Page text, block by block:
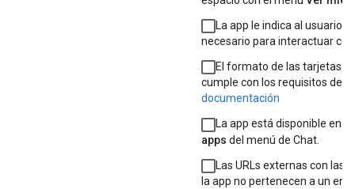
La app le indica al usuario
necesario para interactuar
El formato de las tarjetas
cumple con los requisitos de
documentación
La app está disponible en
apps del menú de Chat.
Las URLs externas con las
la app no pertenecen a un